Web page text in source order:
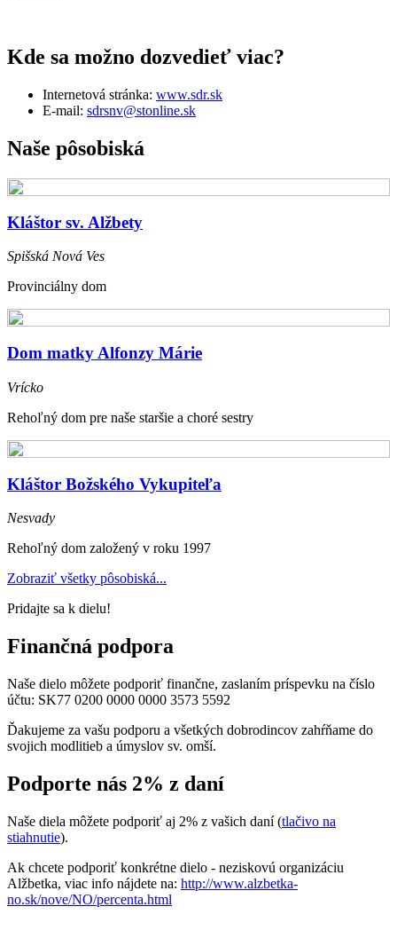
Kde sa možno dozvedieť viac?
Internetová stránka: www.sdr.sk
E-mail: sdrsnv@stonline.sk
Naše pôsobiská
Kláštor sv. Alžbety
Spišská Nová Ves
Provinciálny dom
Dom matky Alfonzy Márie
Vrícko
Rehoľný dom pre naše staršie a choré sestry
Kláštor Božského Vykupiteľa
Nesvady
Rehoľný dom založený v roku 1997
Zobraziť všetky pôsobiská...
Pridajte sa k dielu!
Finančná podpora
Naše dielo môžete podporiť finančne, zaslaním príspevku na číslo
účtu: SK77 0200 0000 0000 3573 5592
Ďakujeme za vašu podporu a všetkých dobrodincov zahŕňame do
svojich modlitieb a úmyslov sv. omší.
Podporte nás 2% z daní
Naše diela môžete podporiť aj 2% z vašich daní (tlačivo na
stiahnutie).
Ak chcete podporiť konkrétne dielo - neziskovú organizáciu
Alžbetka, viac info nájdete na: http://www.alzbetka-
no.sk/nove/NO/percenta.html